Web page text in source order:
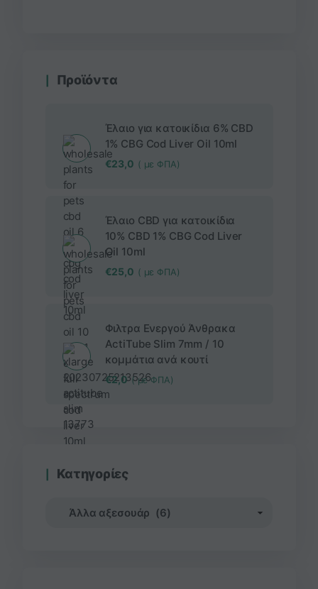
Προϊόντα
Έλαιο για κατοικίδια 6% CBD
1% CBG Cod Liver Oil 10ml
€23,0 ( με ΦΠΑ)
Έλαιο CBD για κατοικίδια
10% CBD 1% CBG Cod Liver
Oil 10ml
€25,0 ( με ΦΠΑ)
Φιλτρα Ενεργού Άνθρακα
ActiTube Slim 7mm / 10
κομμάτια ανά κουτί
€2,0 ( με ΦΠΑ)
Κατηγορίες